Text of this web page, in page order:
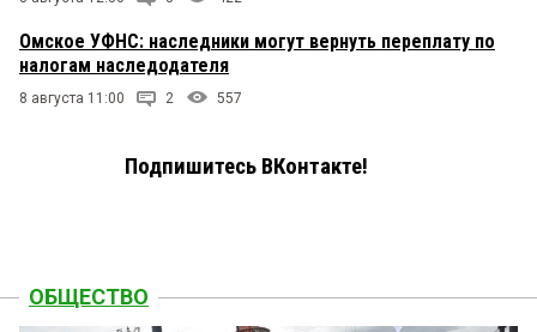
Омское УФНС: наследники могут вернуть переплату по
налогам наследодателя
8 августа 11:00 2 557
Подпишитесь ВКонтакте!
ОБЩЕСТВО